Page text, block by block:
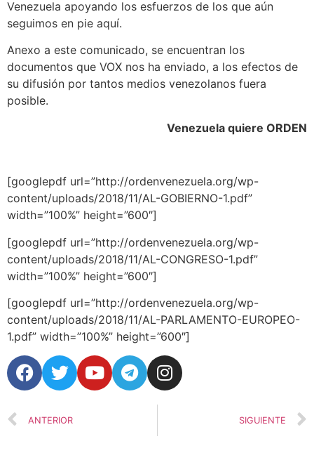
Venezuela apoyando los esfuerzos de los que aún
seguimos en pie aquí.
Anexo a este comunicado, se encuentran los
documentos que VOX nos ha enviado, a los efectos de
su difusión por tantos medios venezolanos fuera
posible.
Venezuela quiere ORDEN
[googlepdf url=”http://ordenvenezuela.org/wp-
content/uploads/2018/11/AL-GOBIERNO-1.pdf”
width=”100%” height=”600″]
[googlepdf url=”http://ordenvenezuela.org/wp-
content/uploads/2018/11/AL-CONGRESO-1.pdf”
width=”100%” height=”600″]
[googlepdf url=”http://ordenvenezuela.org/wp-
content/uploads/2018/11/AL-PARLAMENTO-EUROPEO-
1.pdf” width=”100%” height=”600″]
ANTERIOR SIGUIENTE